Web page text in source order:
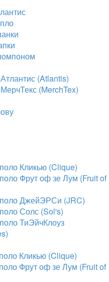
(Atlantis)
(MerchTex)
Кликью (Clique)
Фрут оф зе Лум (Fruit of
ДжейЭРСи (JRC)
Солс (Sol's)
ТиЭйчКлоуз
Кликью (Clique)
Фрут оф зе Лум (Fruit of